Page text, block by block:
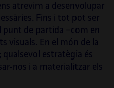
atrevim a desenvolupar
Fins i tot pot ser
punt de partida −com en
visuals. En el món de la
estratègia és
nos i a materialitzar els